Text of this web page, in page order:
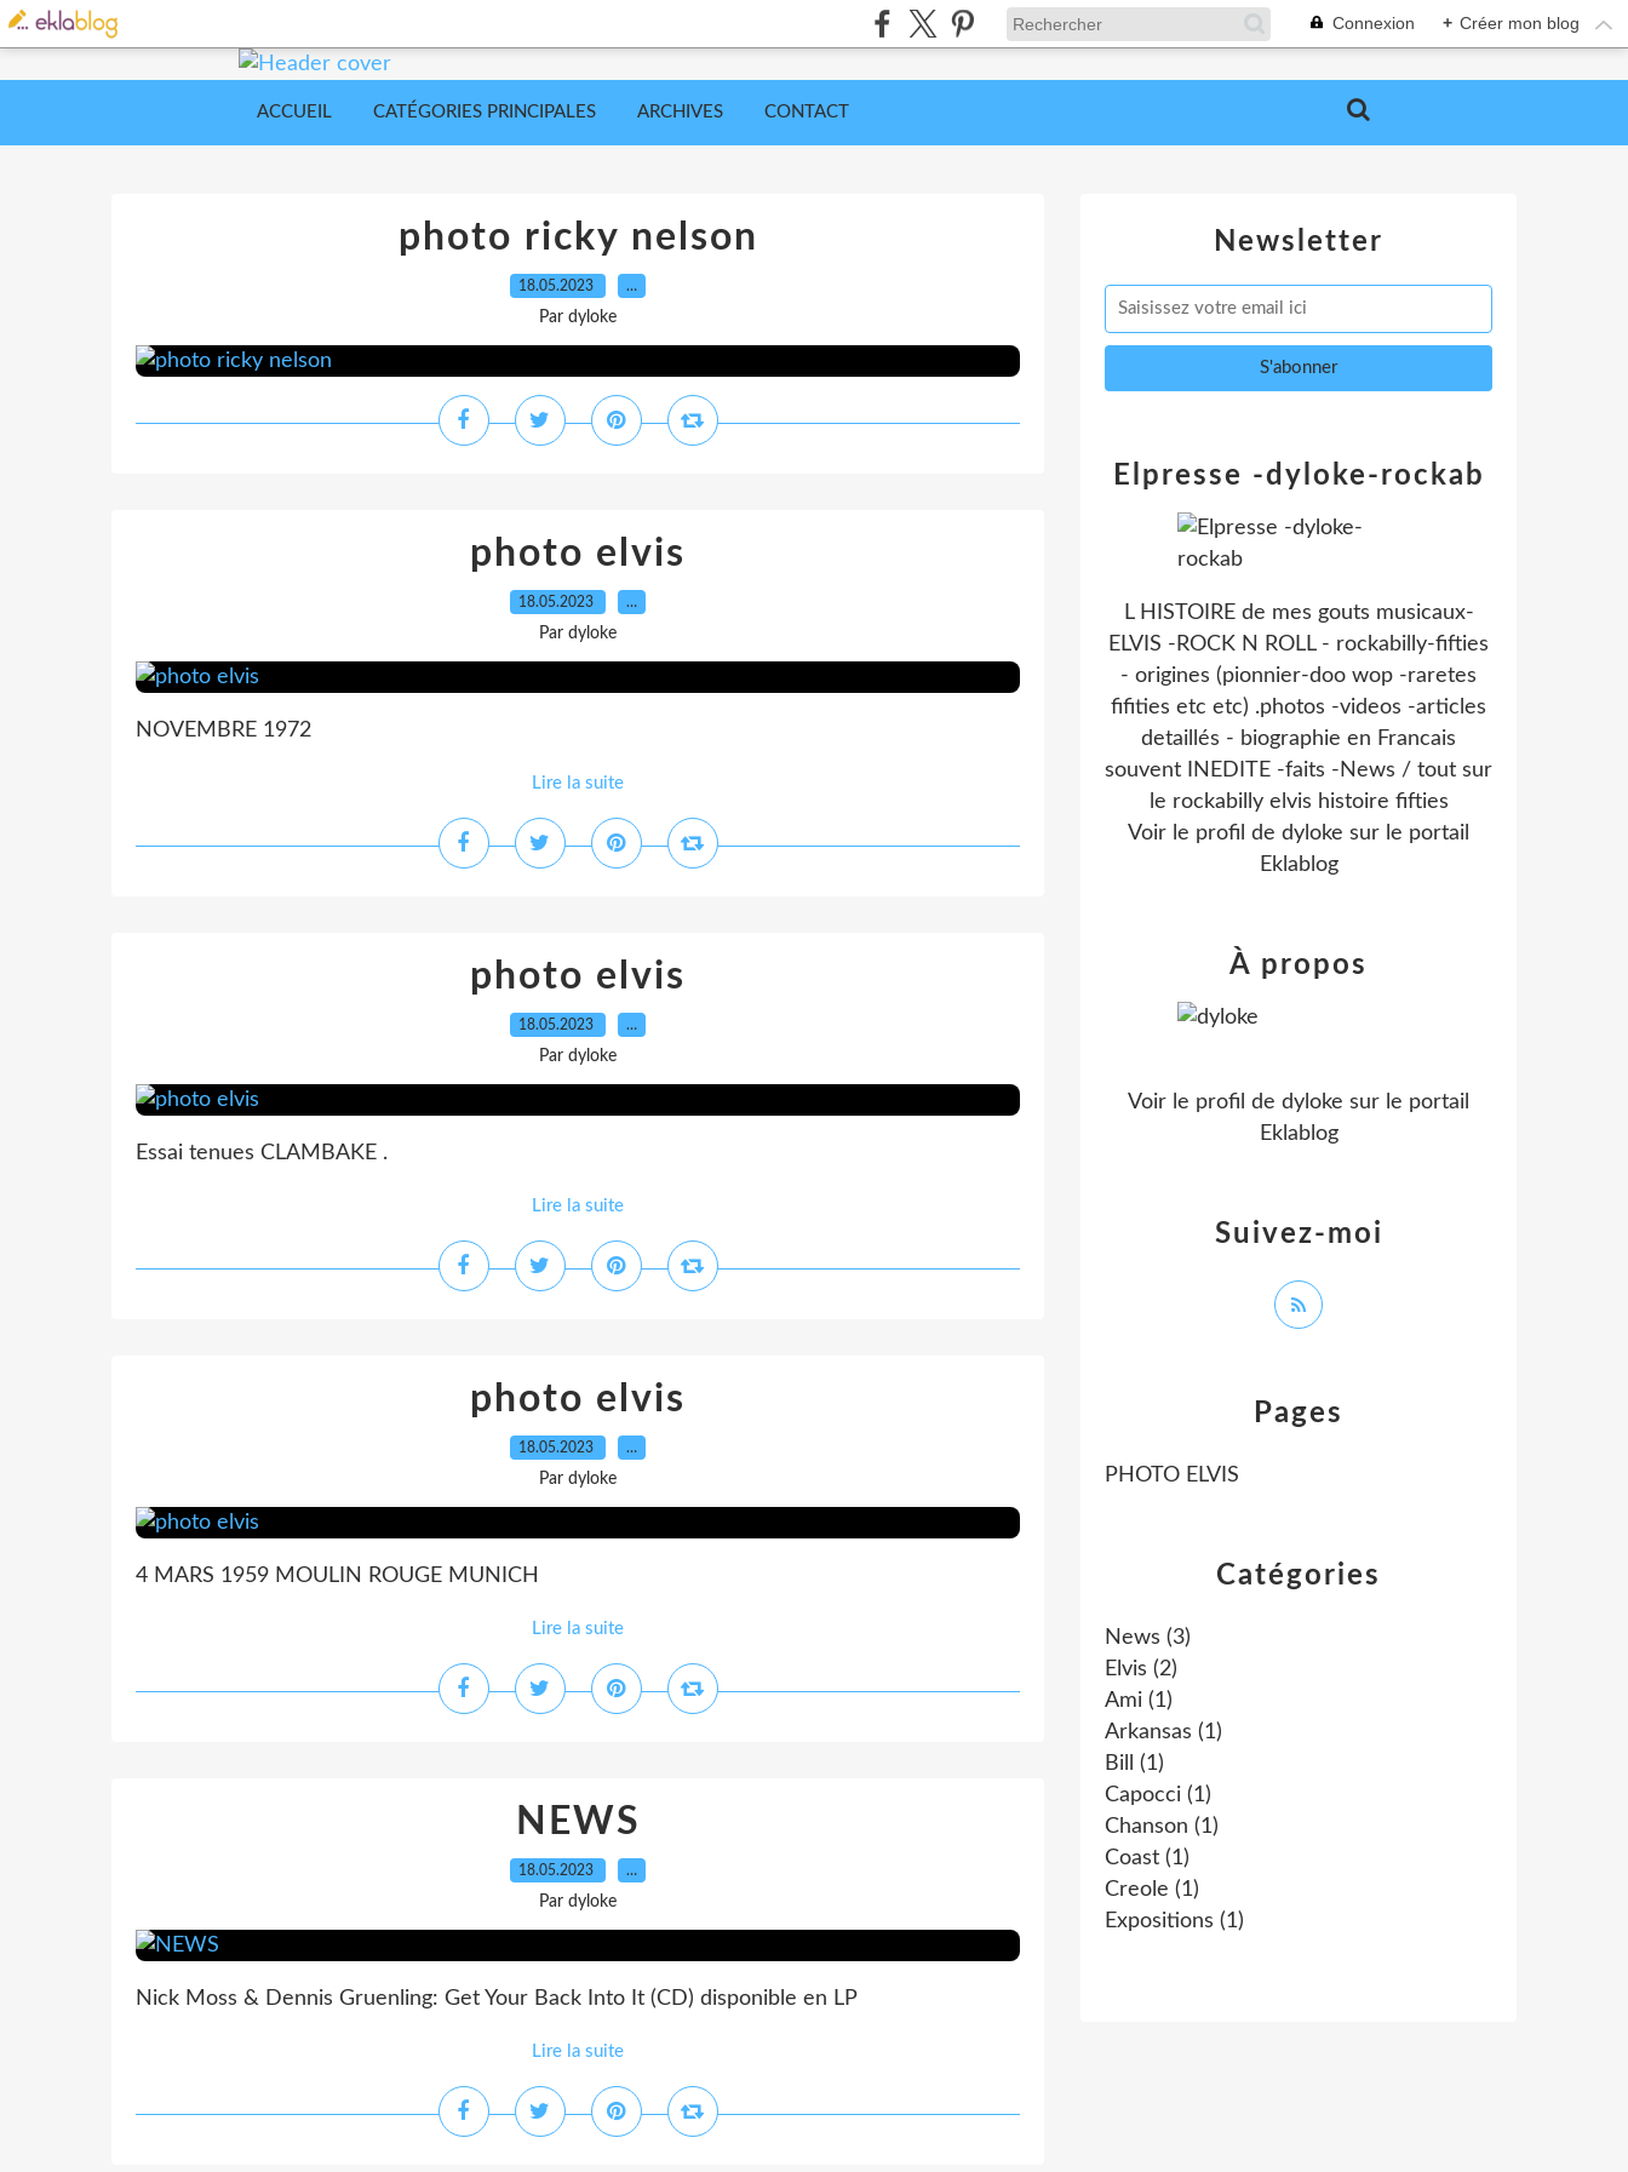
Connexion + Créer mon blog
ACCUEIL CATÉGORIES PRINCIPALES ARCHIVES CONTACT
photo ricky nelson
18.05.2023 …
Par dyloke
photo elvis
18.05.2023 …
Par dyloke
NOVEMBRE 1972
Lire la suite
photo elvis
18.05.2023 …
Par dyloke
Essai tenues CLAMBAKE .
Lire la suite
photo elvis
18.05.2023 …
Par dyloke
4 MARS 1959 MOULIN ROUGE MUNICH
Lire la suite
NEWS
18.05.2023 …
Par dyloke
Nick Moss & Dennis Gruenling: Get Your Back Into It (CD) disponible en LP
Lire la suite
Newsletter
Catégories
News (3)
Elvis (2)
Ami (1)
Arkansas (1)
Bill
(1)
Capocci (1)
Chanson (1)
Coast (1)
Creole (1)
Expositions (1)
Pages
PHOTO ELVIS
Elpresse -dyloke-rockab
L HISTOIRE de mes gouts musicaux-
ELVIS -ROCK N ROLL - rockabilly-fifties
- origines (pionnier-doo wop -raretes
fifities etc etc) .photos -videos -articles
detaillés - biographie en Francais
souvent INEDITE -faits -News / tout sur
le rockabilly elvis histoire fifties
Voir le profil de dyloke sur le portail
Eklablog
Suivez-moi
À propos
Voir le profil de dyloke sur le portail
Eklablog